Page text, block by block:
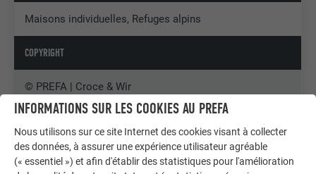
Maisons individuelles, Refuges alpins
COPYRIGHT
© PREFA | Croce & Wir
INFORMATIONS SUR LES COOKIES AU PREFA
Nous utilisons sur ce site Internet des cookies visant à collecter
des données, à assurer une expérience utilisateur agréable
(« essentiel ») et afin d'établir des statistiques pour l'amélioration